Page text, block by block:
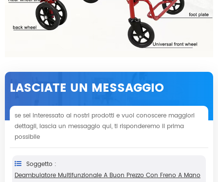
LASCIATE UN MESSAGGIO
se sei interessato ai nostri prodotti e vuoi conoscere maggiori
dettagli, lascia un messaggio qui, ti risponderemo il prima
possibile
Soggetto :
Deambulatore Multifunzionale A Buon Prezzo Con Freno A Mano